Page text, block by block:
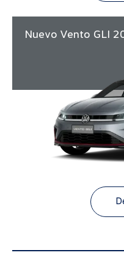
Nuevo Vento GLI